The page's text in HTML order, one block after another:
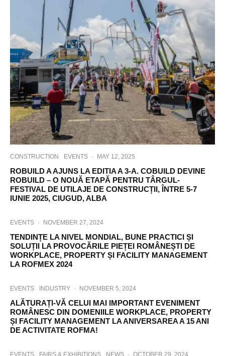
CONSTRUCTION EVENTS · MAY 12, 2025
ROBUILD A AJUNS LA EDITIA A 3-A. COBUILD DEVINE
ROBUILD – O NOUĂ ETAPĂ PENTRU TÂRGUL-
FESTIVAL DE UTILAJE DE CONSTRUCȚII, ÎNTRE 5-7
IUNIE 2025, CIUGUD, ALBA
EVENTS · NOVEMBER 27, 2024
TENDINȚE LA NIVEL MONDIAL, BUNE PRACTICI ȘI
SOLUȚII LA PROVOCĂRILE PIEȚEI ROMÂNEȘTI DE
WORKPLACE, PROPERTY ȘI FACILITY MANAGEMENT
LA ROFMEX 2024
EVENTS INDUSTRY · NOVEMBER 5, 2024
ALĂTURAȚI-VĂ CELUI MAI IMPORTANT EVENIMENT
ROMÂNESC DIN DOMENIILE WORKPLACE, PROPERTY
ȘI FACILITY MANAGEMENT LA ANIVERSAREA A 15 ANI
DE ACTIVITATE ROFMA!
EVENTS FAIRS & EXHIBITIONS NEWS · OCTOBER 29, 2024